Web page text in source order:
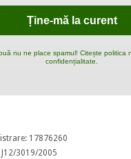
nu ne place spamul! Citește politica
confidențialitate.
17876260
3019/2005